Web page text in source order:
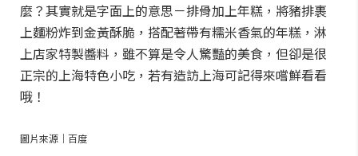
麼？其實就是字面上的意思－排骨加上年糕，將豬排裹
上麵粉炸到金黃酥脆，搭配著帶有糯米香氣的年糕，淋
上店家特製醬料，雖不算是令人驚豔的美食，但卻是很
正宗的上海特色小吃，若有造訪上海可記得來嚐鮮看看
哦！
圖片來源｜百度